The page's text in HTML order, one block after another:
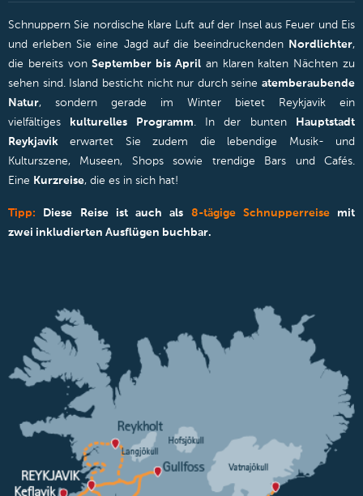
Schnuppern Sie nordische klare Luft auf der Insel aus Feuer und Eis
und erleben Sie eine Jagd auf die beeindruckenden
Nordlichter,
die bereits vonSeptember bis April an klaren kalten Nächten zu
sehen sind. Island besticht nicht nur durch seine atemberaubende
Natur, sondern gerade im Winter bietet Reykjavik ein
vielfältiges
kulturelles Programm. In der bunten
Hauptstadt
Reykjavik erwartet Sie zudem die lebendige Musik- und
Kulturszene, Museen, Shops sowie trendige Bars und Cafés.
Eine Kurzreise, die es in sich hat!
Tipp: Diese Reise ist auch als 8-tägige Schnupperreisemit
zwei inkludierten Ausflügen buchbar.